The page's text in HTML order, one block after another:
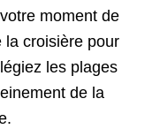
moment de
la croisière pour
les plages
de la